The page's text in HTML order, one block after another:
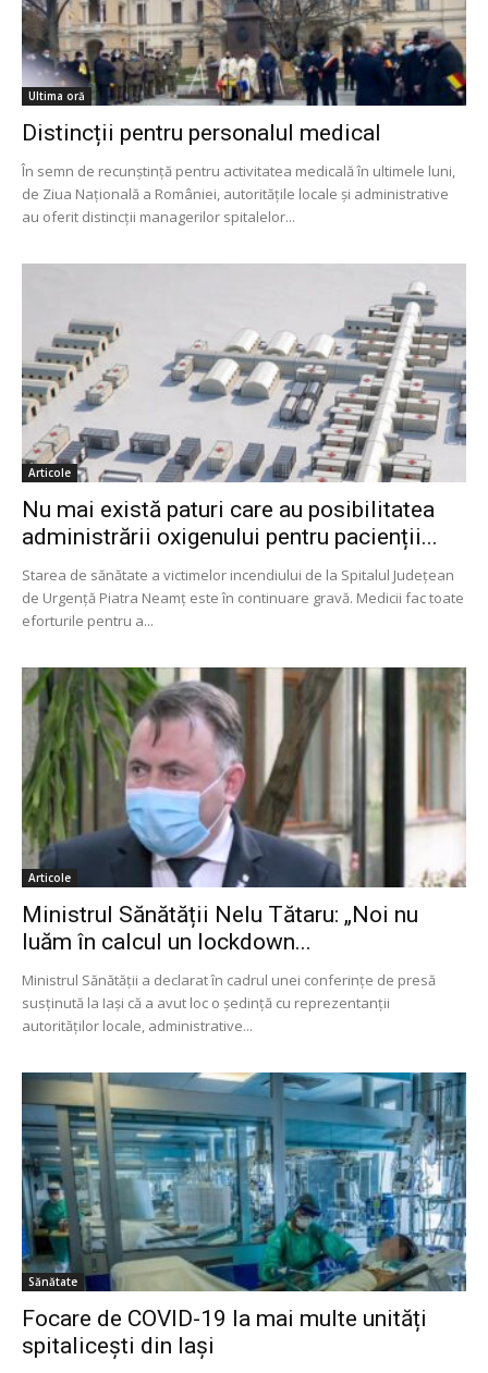
Ultima oră
Distincții pentru personalul medical
În semn de recunștință pentru activitatea medicală în ultimele luni,
de Ziua Națională a României, autoritățile locale și administrative
au oferit distincții managerilor spitalelor...
Articole
Nu mai există paturi care au posibilitatea
administrării oxigenului pentru pacienții...
Starea de sănătate a victimelor incendiului de la Spitalul Județean
de Urgență Piatra Neamț este în continuare gravă. Medicii fac toate
eforturile pentru a...
Articole
Ministrul Sănătății Nelu Tătaru: „Noi nu
luăm în calcul un lockdown...
Ministrul Sănătății a declarat în cadrul unei conferințe de presă
susținută la Iași că a avut loc o ședință cu reprezentanții
autorităților locale, administrative...
Sănătate
Focare de COVID-19 la mai multe unități
spitalicești din Iași